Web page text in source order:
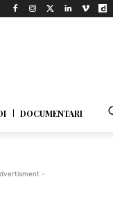
DOCUMENTARI
-